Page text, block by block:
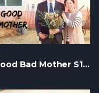
The Good Bad Mother S1 – Epizoda 02